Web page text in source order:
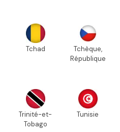
Tchad
Tchèque,
République
Trinité-et-
Tobago
Tunisie